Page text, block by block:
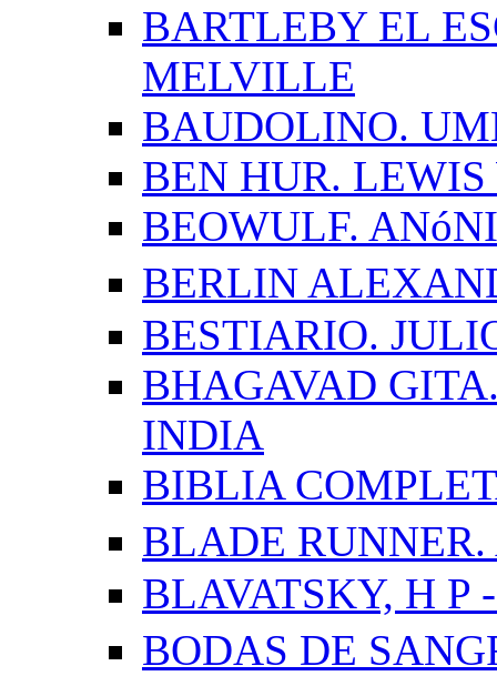
BARTLEBY EL
MELVILLE
BAUDOLINO.
BEN HUR.
BEOWULF.
BERLIN
BESTIARIO.
BHAGAVAD
INDIA
BIBLIA
BLADE
BLAVATSKY, H P
BODAS DE